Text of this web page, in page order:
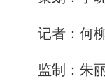
记者：何
监制：朱